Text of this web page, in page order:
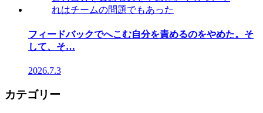
フィードバックでへこむ自分を責めるのをやめた。そ
して、そ…
2026.7.3
カテゴリー